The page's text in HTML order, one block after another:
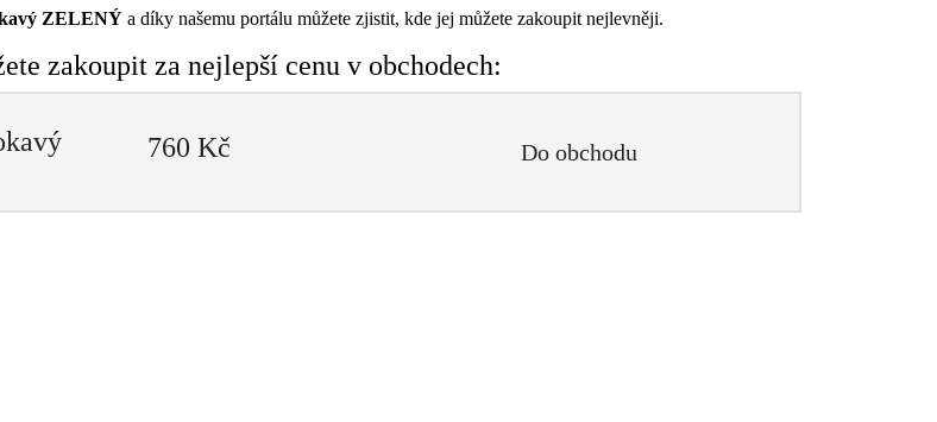
ZELENÝ a díky našemu portálu můžete zjistit, kde jej můžete zakoupit nejlevněji.
zakoupit za nejlepší cenu v obchodech:
760 Kč Do obchodu